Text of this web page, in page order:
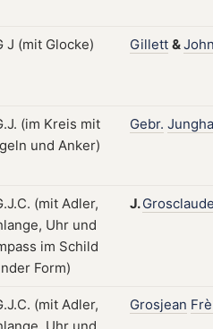
Gillett &
Gebr.
J.
Grosjean